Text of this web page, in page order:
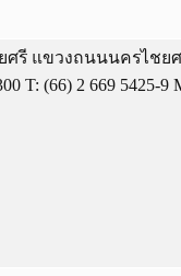
ศรี แขวงถนนนครไชย
T: (66) 2 669 5425-9